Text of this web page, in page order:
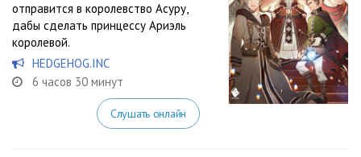
отправится в королевство Асуру,
дабы сделать принцессу Ариэль
королевой.
HEDGEHOG.INC
6 часов 30 минут
Слушать онлайн